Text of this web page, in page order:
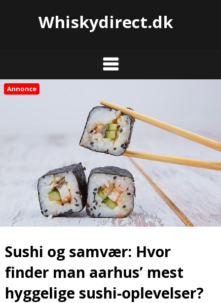
Whiskydirect.dk
Annonce
Sushi og samvær: Hvor
finder man aarhus’ mest
hyggelige sushi-oplevelser?